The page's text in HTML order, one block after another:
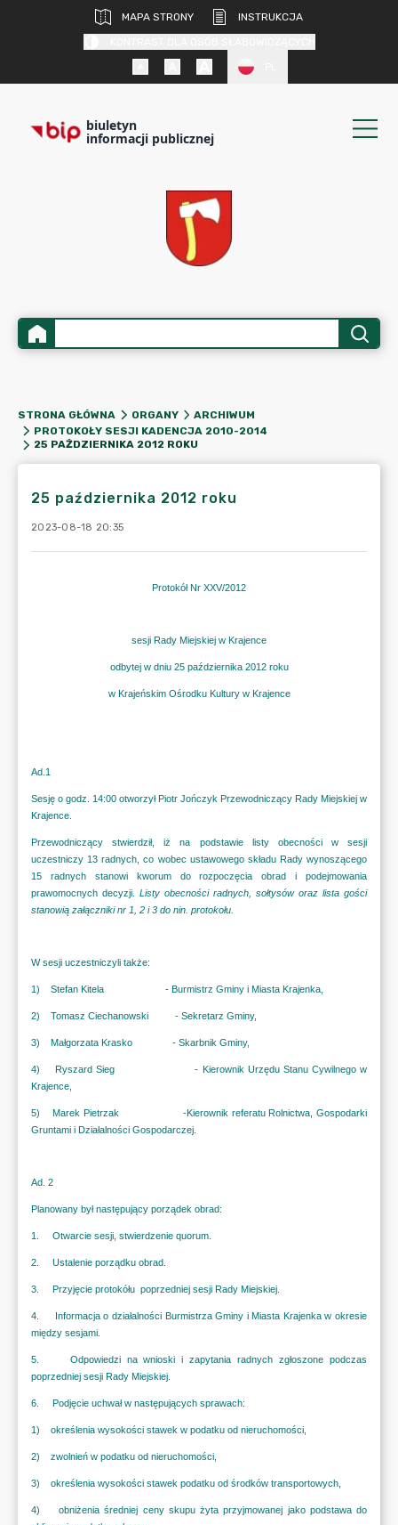
MAPA STRONY
INSTRUKCJA
biuletyn
informacji publicznej
STRONA GŁÓWNA ORGANY
ARCHIWUM
PROTOKOŁY SESJI KADENCJA 2010-2014
25 PAŹDZIERNIKA 2012 ROKU
25 października 2012 roku
2023-08-18 20:35